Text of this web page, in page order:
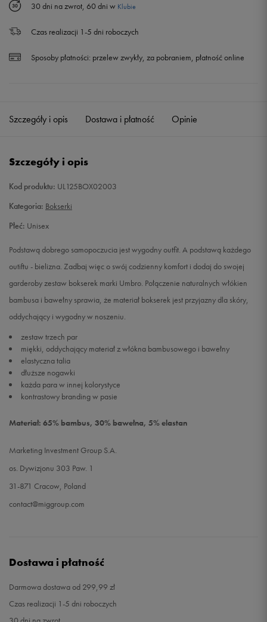
30 dni na zwrot, 60 dni w Klubie
Czas realizacji 1-5 dni roboczych
Sposoby płatności: przelew zwykły, za pobraniem, płatność online
Szczegóły i opis Dostawa i płatność Opinie
Szczegóły i opis
Kod produktu: UL125BOX02003
Kategoria: Bokserki
Płeć: Unisex
Podstawą dobrego samopoczucia jest wygodny outfit. A podstawą każdego
outiftu - bielizna. Zadbaj więc o swój codzienny komfort i dodaj do swojej
garderoby zestaw bokserek marki Umbro. Połączenie naturalnych włókien
bambusa i bawełny sprawia, że materiał bokserek jest przyjazny dla skóry,
oddychający i wygodny w noszeniu.
zestaw trzech par
miękki, oddychający materiał z włókna bambusowego i bawełny
elastyczna talia
dłuższe nogawki
każda para w innej kolorystyce
kontrastowy branding w pasie
Materiał: 65% bambus, 30% bawełna, 5% elastan
Marketing Investment Group S.A.
os. Dywizjonu 303 Paw. 1
31-871 Cracow, Poland
contact@miggroup.com
Dostawa i płatność
Darmowa dostawa od 299,99 zł
Czas realizacji 1-5 dni roboczych